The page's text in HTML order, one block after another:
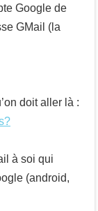
Google de
GMail (la
doit aller là :
à soi qui
(android,